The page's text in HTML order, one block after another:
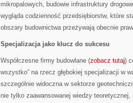
mikropalowych, budowie infrastruktury
wygląda codzienność przedsiębiorstw, które
obszary budownictwa przeżywają obecnie
Specjalizacja jako klucz do sukcesu
Współczesne firmy budowlane (zobacz tutaj)
wszystko” na rzecz głębokiej specjalizacji w
szczególnie widoczna w sektorze
nie tylko zaawansowanej wiedzy